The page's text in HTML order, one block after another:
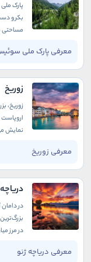
معرفی پارک ملی
پارک
بکر و
به
زوریخ
معرفی زوریخ
زوریخ،
نمایش
معرفی دریاچه ژنو
در
در مرز
آب‌های